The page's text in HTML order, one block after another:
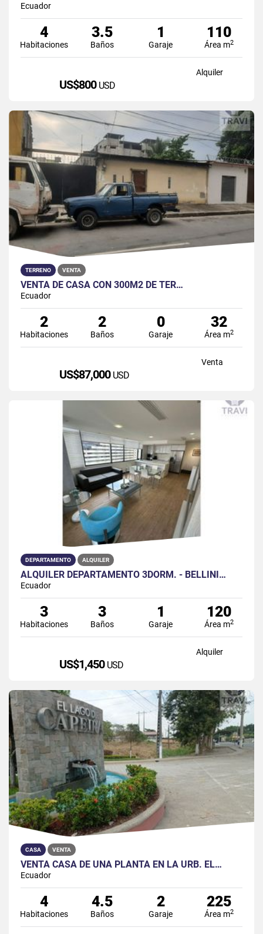
Ecuador
4
Habitaciones
3.5
Baños
1
Garaje
110
Área m2
Alquiler
US$800 USD
TERRENO VENTA
VENTA DE CASA CON 300M2 DE TER…
Ecuador
2
Habitaciones
2
Baños
0
Garaje
32
Área m2
Venta
US$87,000 USD
DEPARTAMENTO ALQUILER
ALQUILER DEPARTAMENTO 3DORM. - BELLINI…
Ecuador
3
Habitaciones
3
Baños
1
Garaje
120
Área m2
Alquiler
US$1,450 USD
CASA VENTA
VENTA CASA DE UNA PLANTA EN LA URB. EL…
Ecuador
4
Habitaciones
4.5
Baños
2
Garaje
225
Área m2